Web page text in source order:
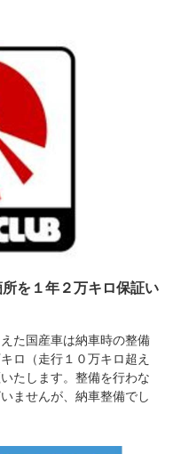
を１年２万キロ保証い
た国産車は納車時の整備
ロ（走行１０万キロ超え
たします。整備を行わな
ませんが、納車整備でし